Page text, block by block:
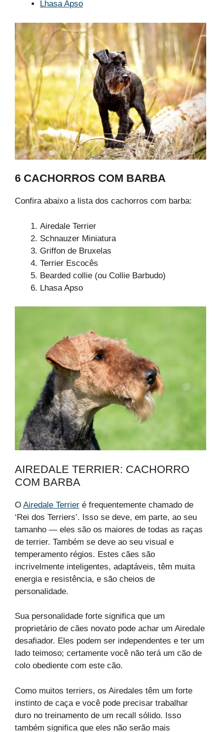
Lhasa Apso
6 CACHORROS COM BARBA
Confira abaixo a lista dos cachorros com barba:
Airedale Terrier
Schnauzer Miniatura
Griffon de Bruxelas
Terrier Escocês
Bearded collie (ou Collie Barbudo)
Lhasa Apso
AIREDALE TERRIER: CACHORRO
COM BARBA
O Airedale Terrier é frequentemente chamado de
‘Rei dos Terriers’. Isso se deve, em parte, ao seu
tamanho — eles são os maiores de todas as raças
de terrier. Também se deve ao seu visual e
temperamento régios. Estes cães são
incrivelmente inteligentes, adaptáveis, têm muita
energia e resistência, e são cheios de
personalidade.
Sua personalidade forte significa que um
proprietário de cães novato pode achar um Airedale
desafiador. Eles podem ser independentes e ter um
lado teimoso; certamente você não terá um cão de
colo obediente com este cão.
Como muitos terriers, os Airedales têm um forte
instinto de caça e você pode precisar trabalhar
duro no treinamento de um recall sólido. Isso
também significa que eles não serão mais